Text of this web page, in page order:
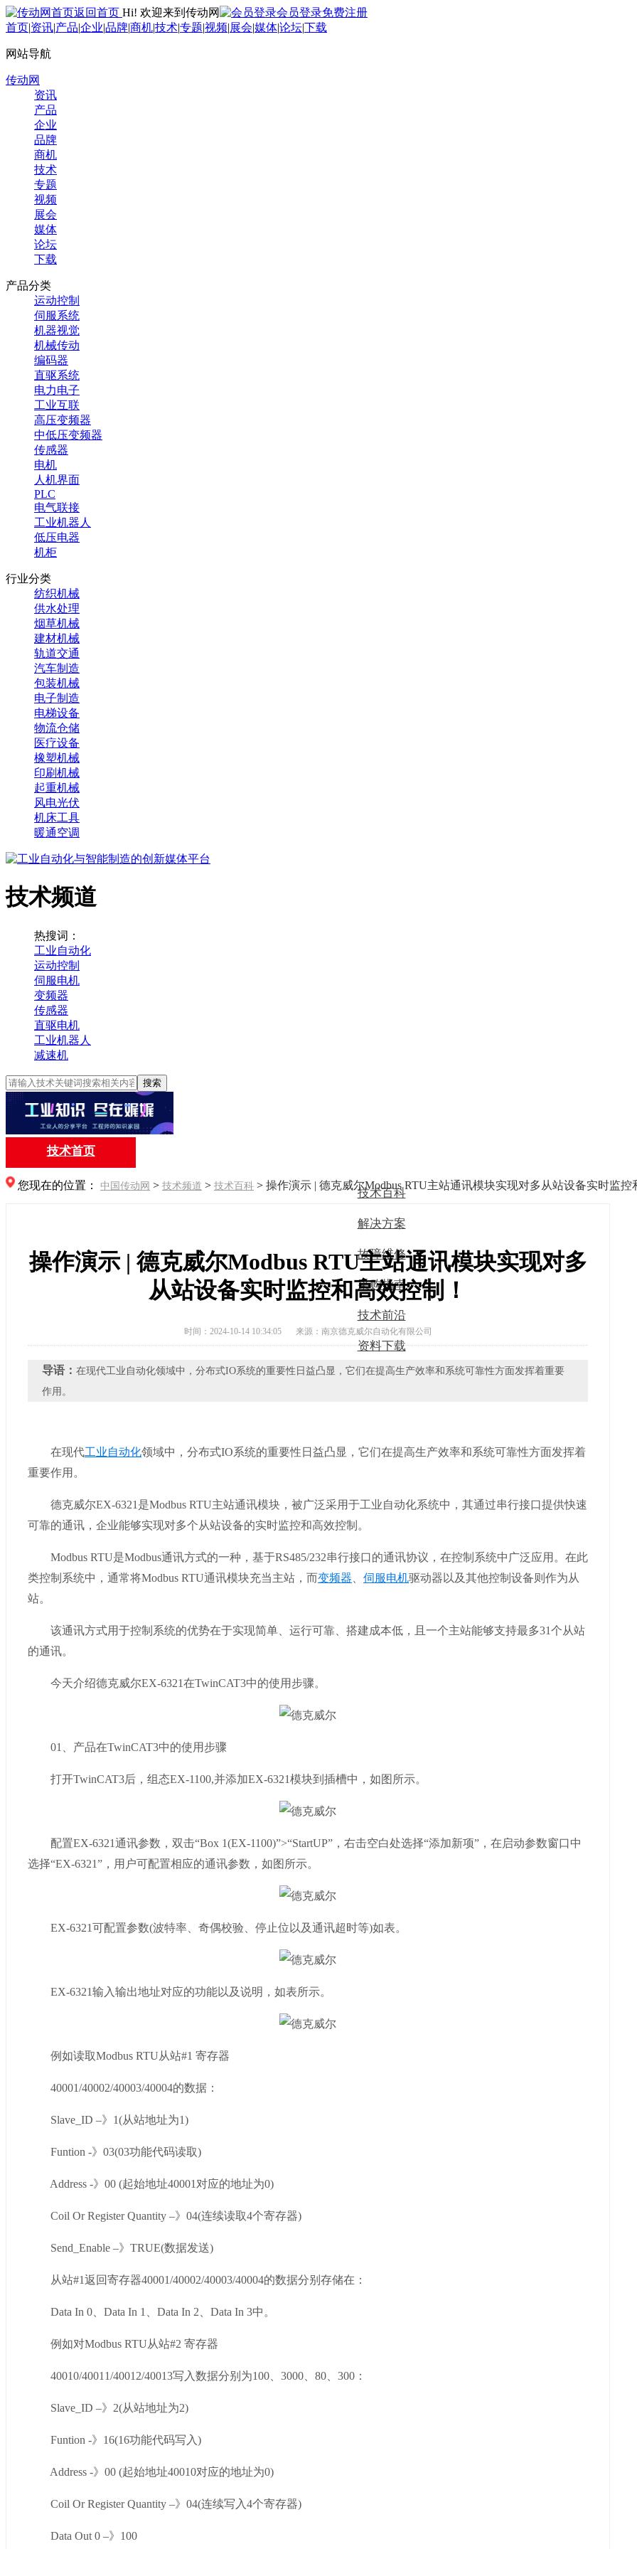
返回首页 Hi! 欢迎来到传动网 会员登录免费注册
首页|资讯|产品|企业|品牌|商机|技术|专题|视频|展会|媒体|论坛|下载
网站导航
传动网
资讯
产品
企业
品牌
商机
技术
专题
视频
展会
媒体
论坛
下载
产品分类
运动控制
伺服系统
机器视觉
机械传动
编码器
直驱系统
电力电子
工业互联
高压变频器
中低压变频器
传感器
电机
人机界面
PLC
电气联接
工业机器人
低压电器
机柜
行业分类
纺织机械
供水处理
烟草机械
建材机械
轨道交通
汽车制造
包装机械
电子制造
电梯设备
物流仓储
医疗设备
橡塑机械
印刷机械
起重机械
风电光伏
机床工具
暖通空调
技术频道
热搜词：
工业自动化
运动控制
伺服电机
变频器
传感器
直驱电机
工业机器人
减速机
搜索
技术首页
技术百科
解决方案
故障维修
采购指南
技术前沿
资料下载
您现在的位置： 中国传动网 > 技术频道 > 技术百科 > 操作演示 | 德克威尔Modbus RTU主站通讯模块实现对多从站设备实时监控
操作演示 | 德克威尔Modbus RTU主站通讯模块实现对多
从站设备实时监控和高效控制！
时间：2024-10-14 10:34:05 来源：南京德克威尔自动化有限公司
导语： ​在现代工业自动化领域中，分布式IO系统的重要性日益凸显，它们在提高生产效率和系统可靠性方面发挥着重要
作用。
在现代工业自动化领域中，分布式IO系统的重要性日益凸显，它们在提高生产效率和系统可靠性方面发挥着
重要作用。
德克威尔EX-6321是Modbus RTU主站通讯模块，被广泛采用于工业自动化系统中，其通过串行接口提供快速
可靠的通讯，企业能够实现对多个从站设备的实时监控和高效控制。
Modbus RTU是Modbus通讯方式的一种，基于RS485/232串行接口的通讯协议，在控制系统中广泛应用。在此
类控制系统中，通常将Modbus RTU通讯模块充当主站，而变频器 伺服电机驱动器以及其他控制设备则作为从
站。
该通讯方式用于控制系统的优势在于实现简单、运行可靠、搭建成本低，且一个主站能够支持最多31个从站
的通讯。
今天介绍德克威尔EX-6321在TwinCAT3中的使用步骤。
01、产品在TwinCAT3中的使用步骤
打开TwinCAT3后，组态EX-1100,并添加EX-6321模块到插槽中，如图所示。
配置EX-6321通讯参数，双击“Box 1(EX-1100)”>“StartUP”，右击空白处选择“添加新项”，在启动参数窗口中
选择“EX-6321”，用户可配置相应的通讯参数，如图所示。
EX-6321可配置参数(波特率、奇偶校验、停止位以及通讯超时等)如表。
EX-6321输入输出地址对应的功能以及说明，如表所示。
例如读取Modbus RTU从站#1 寄存器
40001/40002/40003/40004的数据：
Slave_ID –》1(从站地址为1)
Funtion -》03(03功能代码读取)
Address -》00 (起始地址40001对应的地址为0)
Coil Or Register Quantity –》04(连续读取4个寄存器)
Send_Enable –》TRUE(数据发送)
从站#1返回寄存器40001/40002/40003/40004的数据分别存储在：
Data In 0、Data In 1、Data In 2、Data In 3中。
例如对Modbus RTU从站#2 寄存器
40010/40011/40012/40013写入数据分别为100、3000、80、300：
Slave_ID –》2(从站地址为2)
Funtion -》16(16功能代码写入)
Address -》00 (起始地址40010对应的地址为0)
Coil Or Register Quantity –》04(连续写入4个寄存器)
Data Out 0 –》100